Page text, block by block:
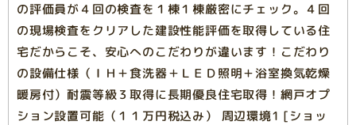
の評価員が４回の検査を１棟１棟厳密にチェック。４回
の現場検査をクリアした建設性能評価を取得している住
宅だからこそ、安心へのこだわりが違います！こだわり
の設備仕様（ＩＨ＋食洗器＋ＬＥＤ照明＋浴室換気乾燥
暖房付）耐震等級３取得に長期優良住宅取得！網戸オプ
ション設置可能（１１万円税込み） 周辺環境1 [ショッ